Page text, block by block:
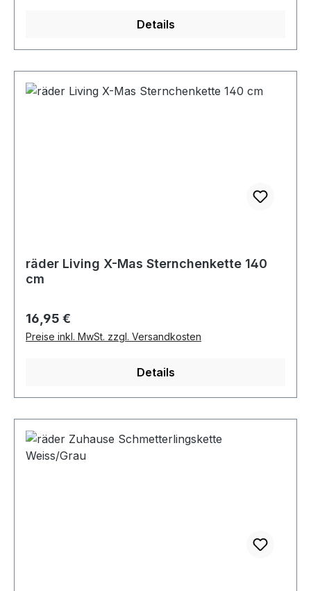
Details
räder Living X-Mas Sternchenkette 140
cm
Regulärer Preis:
16,95 €
Preise inkl. MwSt. zzgl. Versandkosten
Details